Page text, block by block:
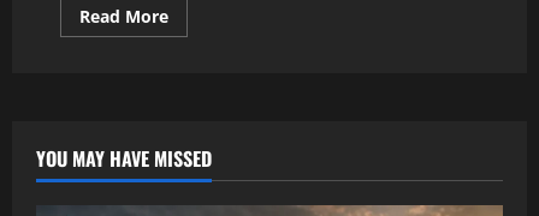
Read MoreRead
more
ogledalo
našeg
društva
u
YOU MAY HAVE MISSED